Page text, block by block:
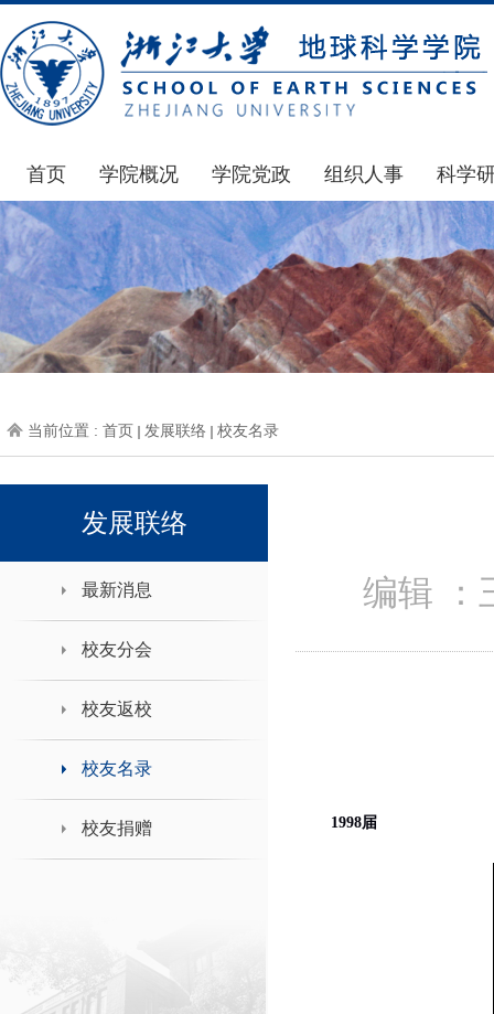
首页 学院概况
学院简介
发展简史
组织机构
师资力量
学院党政
通知公告
学院发文
党委会议纪要
党政联席会议纪要
人力资源会议纪要
办事指南
组织人事
通知公告
博士后管理
人才招聘
年度考核
下载专区
科学
国家
科研
通知
科研
地科
当前位置 : 首页 发展联络 校友名录
发展联络
最新消息
校友分会
校友返校
校友名录
校友捐赠
编辑 ：
1998届